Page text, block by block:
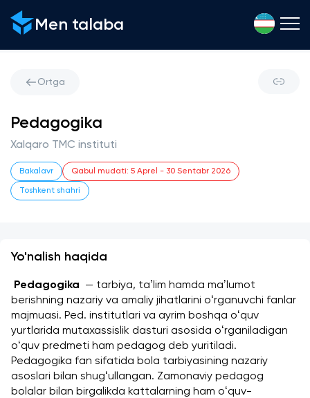
Men talaba
Ortga
Pedagogika
Xalqaro TMC instituti
Bakalavr Qabul mudati: 5 Aprel - 30 Sentabr 2026
Toshkent shahri
Yo'nalish haqida
Pedagogika — tarbiya, taʼlim hamda maʼlumot
berishning nazariy va amaliy jihatlarini oʻrganuvchi fanlar
majmuasi. Ped. institutlari va ayrim boshqa oʻquv
yurtlarida mutaxassislik dasturi asosida oʻrganiladigan
oʻquv predmeti ham pedagog deb yuritiladi.
Pedagogika fan sifatida bola tarbiyasining nazariy
asoslari bilan shugʻullangan. Zamonaviy pedagog
bolalar bilan birgalikda kattalarning ham oʻquv-